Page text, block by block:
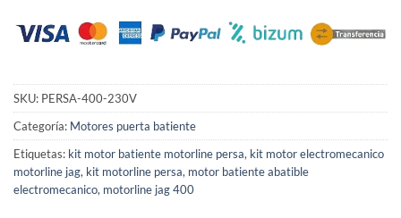
SKU: PERSA-400-230V
Categoría: Motores puerta batiente
Etiquetas: kit motor batiente motorline persa, kit motor electromecanico
motorline jag, kit motorline persa, motor batiente abatible
electromecanico, motorline jag 400